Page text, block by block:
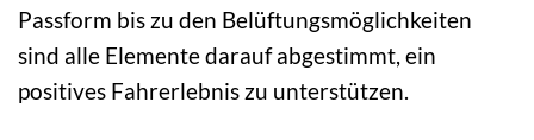
Passform bis zu den Belüftungsmöglichkeiten
sind alle Elemente darauf abgestimmt, ein
positives Fahrerlebnis zu unterstützen.